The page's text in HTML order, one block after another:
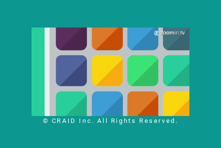
© CRAID Inc. All Rights Reserved.